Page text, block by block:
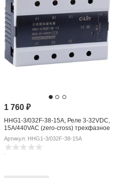
1 760₽
HHG1-3/032F-38-15A, Реле 3-32VDC,
15A/440VAC (zero-cross) трехфазное
Артикул: HHG1-3/032F-38-15A